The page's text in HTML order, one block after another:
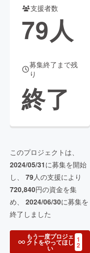
支援者数
79人
募集終了まで残
り
終了
このプロジェクトは、
2024/05/31に募集を開始
し、 79人の支援により
720,840円の資金を集
め、 2024/06/30に募集を
終了しました
もう一度プロジェ
クトをやってほし
い
1
2